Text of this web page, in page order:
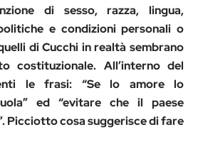
di sesso, razza, lingua,
e condizioni personali o
di Cucchi in realtà sembrano
costituzionale. All’interno del
le frasi: “Se lo amore lo
ed “evitare che il paese
Picciotto cosa suggerisce di fare